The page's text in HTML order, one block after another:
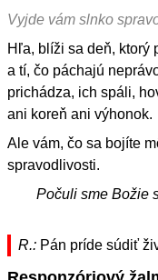
Vyjde vám slnko
Hľa, blíži sa deň, ktorý
a tí, čo páchajú
prichádza, ich spáli,
ani koreň ani výhonok.
Ale vám, čo sa bojíte
spravodlivosti.
Počuli sme Božie
R.: Pán príde súdiť